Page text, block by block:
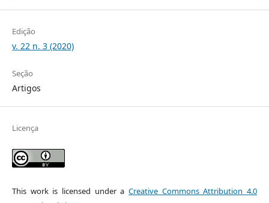
Edição
v. 22 n. 3 (2020)
Seção
Artigos
Licença
This work is licensed under aCreative Commons Attribution 4.0